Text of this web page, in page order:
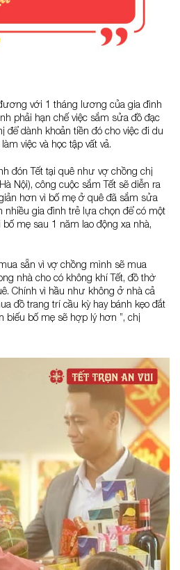
với 1 tháng lương của gia đình
phải hạn chế việc sắm sửa đồ đạc
để dành khoản tiền đó cho việc đi du
việc và học tập vất vả.
đón Tết tại quê như vợ chồng chị
Nội), công cuộc sắm Tết sẽ diễn ra
hơn vì bố mẹ ở quê đã sắm sửa
nhiều gia đình trẻ lựa chọn để có một
mẹ sau 1 năm lao động xa nhà,
sẵn vì vợ chồng mình sẽ mua
nhà cho có không khí Tết, đồ thờ
Chính vì hầu như không ở nhà cả
đồ trang trí cầu kỳ hay bánh kẹo đắt
biếu bố mẹ sẽ hợp lý hơn ”, chị